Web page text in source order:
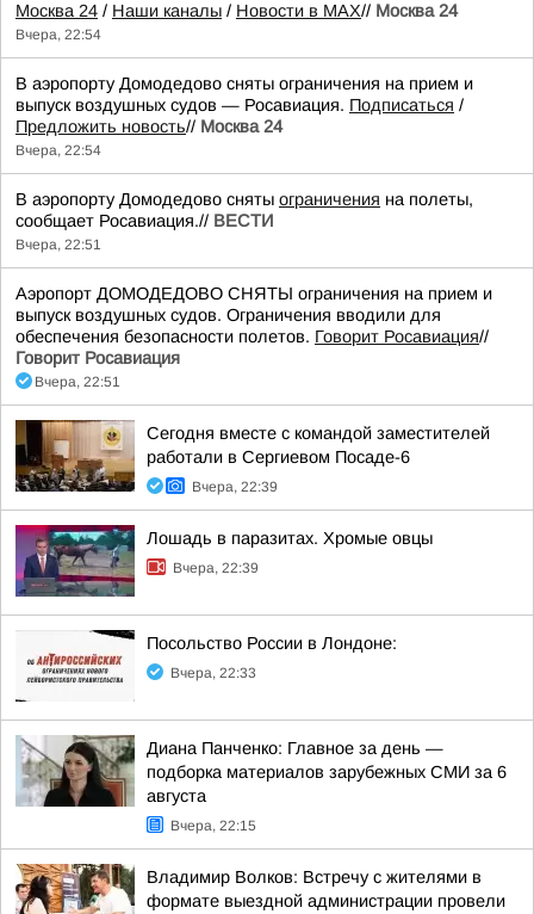
Москва 24 / Наши каналы / Новости в MAX// Москва 24
Вчера, 22:54
В аэропорту Домодедово сняты ограничения на прием и
выпуск воздушных судов — Росавиация. Подписаться /
Предложить новость// Москва 24
Вчера, 22:54
В аэропорту Домодедово сняты ограничения на полеты,
сообщает Росавиация.// ВЕСТИ
Вчера, 22:51
Аэропорт ДОМОДЕДОВО СНЯТЫ ограничения на прием и
выпуск воздушных судов. Ограничения вводили для
обеспечения безопасности полетов. Говорит Росавиация//
Говорит Росавиация
Вчера, 22:51
Сегодня вместе с командой заместителей
работали в Сергиевом Посаде-6
Вчера, 22:39
Лошадь в паразитах. Хромые овцы
Вчера, 22:39
Посольство России в Лондоне:
Вчера, 22:33
Диана Панченко: Главное за день —
подборка материалов зарубежных СМИ за 6
августа
Вчера, 22:15
Владимир Волков: Встречу с жителями в
формате выездной администрации провели